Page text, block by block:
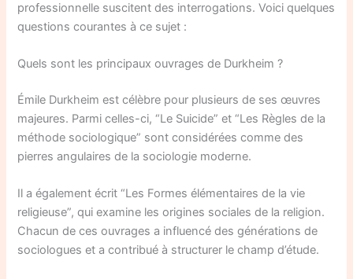
professionnelle suscitent des interrogations. Voici quelques
questions courantes à ce sujet :
Quels sont les principaux ouvrages de Durkheim ?
Émile Durkheim est célèbre pour plusieurs de ses œuvres
majeures. Parmi celles-ci, “Le Suicide” et “Les Règles de la
méthode sociologique” sont considérées comme des
pierres angulaires de la sociologie moderne.
Il a également écrit “Les Formes élémentaires de la vie
religieuse”, qui examine les origines sociales de la religion.
Chacun de ces ouvrages a influencé des générations de
sociologues et a contribué à structurer le champ d’étude.